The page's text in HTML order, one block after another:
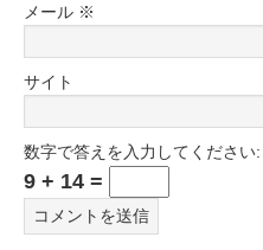
メール ※
サイト
数字で答えを入力してください:
9 + 14 =